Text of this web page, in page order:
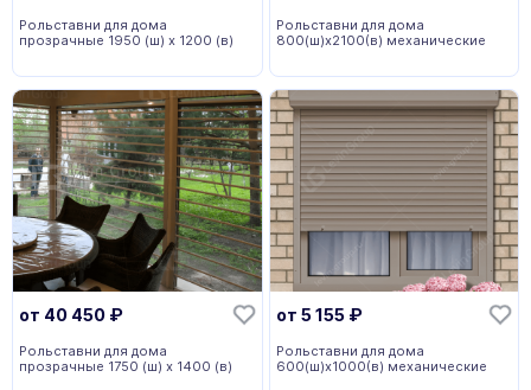
Рольставни для дома
прозрачные 1950 (ш) х 1200 (в)
Рольставни для дома
800(ш)x2100(в) механические
от 40 450 ₽
Рольставни для дома
прозрачные 1750 (ш) х 1400 (в)
от 5 155 ₽
Рольставни для дома
600(ш)x1000(в) механические